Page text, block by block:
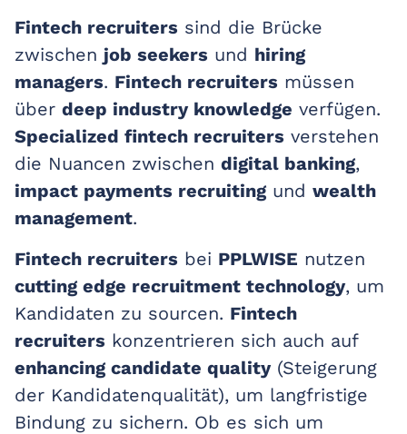
Fintech recruiters sind die Brücke
zwischen job seekers und hiring
managers. Fintech recruiters müssen
über deep industry knowledge verfügen.
Specialized fintech recruiters verstehen
die Nuancen zwischen digital banking,
impact payments recruiting und wealth
management.
Fintech recruiters bei PPLWISE nutzen
cutting edge recruitment technology, um
Kandidaten zu sourcen. Fintech
recruiters konzentrieren sich auch auf
enhancing candidate quality(Steigerung
der Kandidatenqualität), um langfristige
Bindung zu sichern. Ob es sich um